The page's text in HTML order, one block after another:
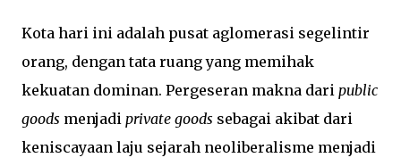
Kota hari ini adalah pusat aglomerasi segelintir
orang, dengan tata ruang yang memihak
kekuatan dominan. Pergeseran makna dari public
goods menjadi private goods sebagai akibat dari
keniscayaan laju sejarah neoliberalisme menjadi